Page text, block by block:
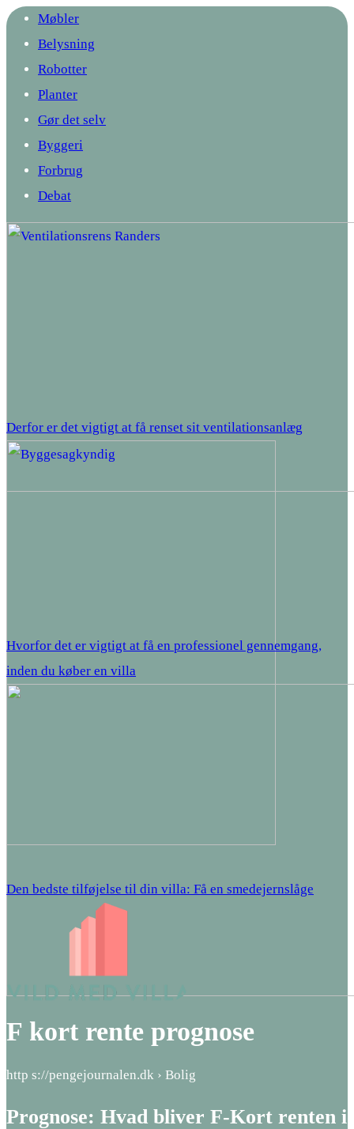
Møbler
Belysning
Robotter
Planter
Gør det selv
Byggeri
Forbrug
Debat
Derfor er det vigtigt at få renset sit ventilationsanlæg
Hvorfor det er vigtigt at få en professionel gennemgang,
inden du køber en villa
Den bedste tilføjelse til din villa: Få en smedejernslåge
F kort rente prognose
http s://pengejournalen.dk › Bolig
Prognose: Hvad bliver F-Kort renten i